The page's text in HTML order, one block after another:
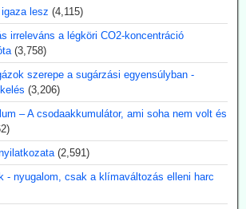
folyamatos teljesítményre szorulnak. A modul
és szilícium-karbidból készült nyomástartó
még nem termel áramot. Ezért továbbra is
az engedélyezés, az üzemanyag-ellátás, a
és a megbízható, folyamatos
szerint az utalás a 3D-nyomtatóra
reklámfogás - egy reaktor igényesebb annál,
bízzuk megépítését.
News: Argentína
finanszírozással kíván
lesz (4,115)
irreleváns a légköri CO2-koncentráció
(3,758)
szerepe a sugárzási egyensúlyban -
(3,206)
– A csodaakkumulátor, ami soha nem volt és
(2,591)
- nyugalom, csak a klímaváltozás elleni harc